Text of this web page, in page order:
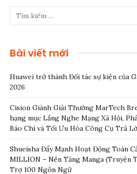
Bài viết mới
Huawei trở thành Đối tác sự kiện của
2026
Cision Giành Giải Thưởng MarTech
hạng mục Lắng Nghe Mạng Xã Hội,
Báo Chí và Tối Ưu Hóa Công Cụ Trả
Shueisha Đẩy Mạnh Hoạt Động Toàn
MILLION – Nền Tảng Manga (Truyện
Trợ 100 Ngôn Ngữ